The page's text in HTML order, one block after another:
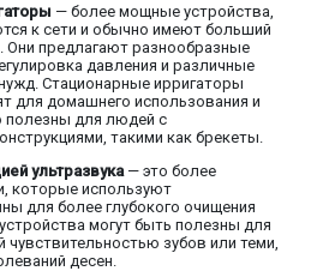
— более мощные устройства,
к сети и обычно имеют больший
Они предлагают разнообразные
давления и различные
Стационарные ирригаторы
для домашнего использования и
полезны для людей с
такими как брекеты.
ультразвука — это более
которые используют
для более глубокого очищения
могут быть полезны для
зубов или теми,
десен.